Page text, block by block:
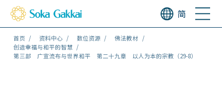
简
首页 资料中心 数位资源
佛法教材
创造幸福与和平的智慧
第三部 广宣流布与世界和平 第二十九章 以人为本的宗教（29-8）